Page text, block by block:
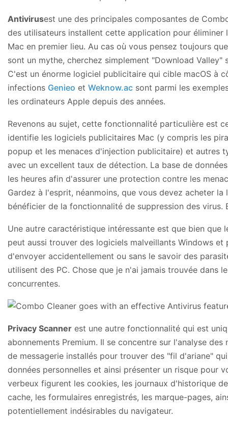
Antivirusest une des principales composantes de
des utilisateurs installent cette application pour éliminer
Mac en premier lieu. Au cas où vous pensez toujours
sont un mythe, cherchez simplement "Download Valley"
C'est un énorme logiciel publicitaire qui cible macOS à
infections Genieo et Weknow.ac sont parmi les
les ordinateurs Apple depuis des années.
Revenons au sujet, cette fonctionnalité particulière est
identifie les logiciels publicitaires Mac (y compris les
popup et les menaces d'injection publicitaire) et autres
avec un excellent taux de détection. La base de
les heures afin d'assurer une protection contre les
Gardez à l'esprit, néanmoins, que vous devez acheter
bénéficier de la fonctionnalité de suppression des virus.
Une autre caractéristique intéressante est que bien que
peut aussi trouver des logiciels malveillants Windows et
d'envoyer accidentellement ou sans le savoir des
utilisent des PC. Chose que je n'ai jamais trouvée dans
concurrentes.
Privacy Scanner est une autre fonctionnalité qui est
abonnements Premium. Il se concentre sur l'analyse
de messagerie installés pour trouver des "fil d'ariane"
données personnelles et ainsi présenter un risque pour
verbeux figurent les cookies, les journaux d'historique
cache, les formulaires enregistrés, les marque-pages,
potentiellement indésirables du navigateur.